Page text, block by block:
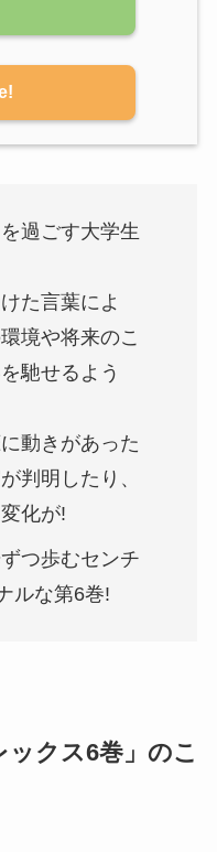
過ごす大学生
た言葉によ
境や将来のこ
馳せるよう
動きがあった
判明したり、
化が!
つ歩むセンチ
ルな第6巻!
ックス6巻」のこ